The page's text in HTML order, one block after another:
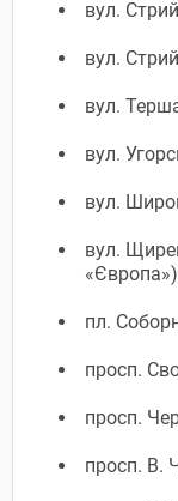
вул.
вул.
вул.
вул.
вул.
вул.
пл.
просп.
просп.
просп. В.